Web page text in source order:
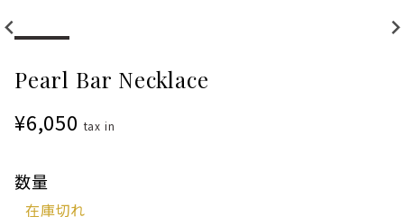
Pearl Bar Necklace
¥6,050 tax in
数量